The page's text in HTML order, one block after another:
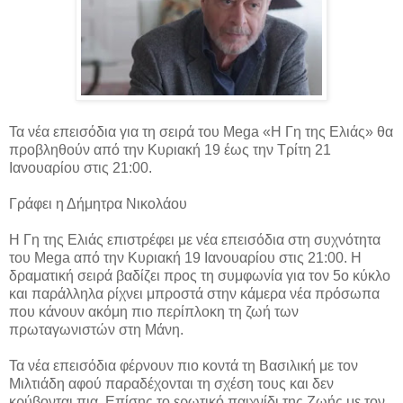
Τα νέα επεισόδια για τη σειρά του Mega «Η Γη της Ελιάς» θα
προβληθούν από την Κυριακή 19 έως την Τρίτη 21
Ιανουαρίου στις 21:00.
Γράφει η Δήμητρα Νικολάου
Η Γη της Ελιάς επιστρέφει με νέα επεισόδια στη συχνότητα
του Mega από την Κυριακή 19 Ιανουαρίου στις 21:00. Η
δραματική σειρά βαδίζει προς τη συμφωνία για τον 5ο κύκλο
και παράλληλα ρίχνει μπροστά στην κάμερα νέα πρόσωπα
που κάνουν ακόμη πιο περίπλοκη τη ζωή των
πρωταγωνιστών στη Μάνη.
Τα νέα επεισόδια φέρνουν πιο κοντά τη Βασιλική με τον
Μιλτιάδη αφού παραδέχονται τη σχέση τους και δεν